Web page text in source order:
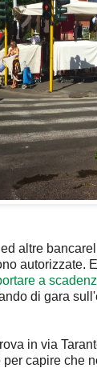
altre
autorizzate.
a
di gara
in via
capire che